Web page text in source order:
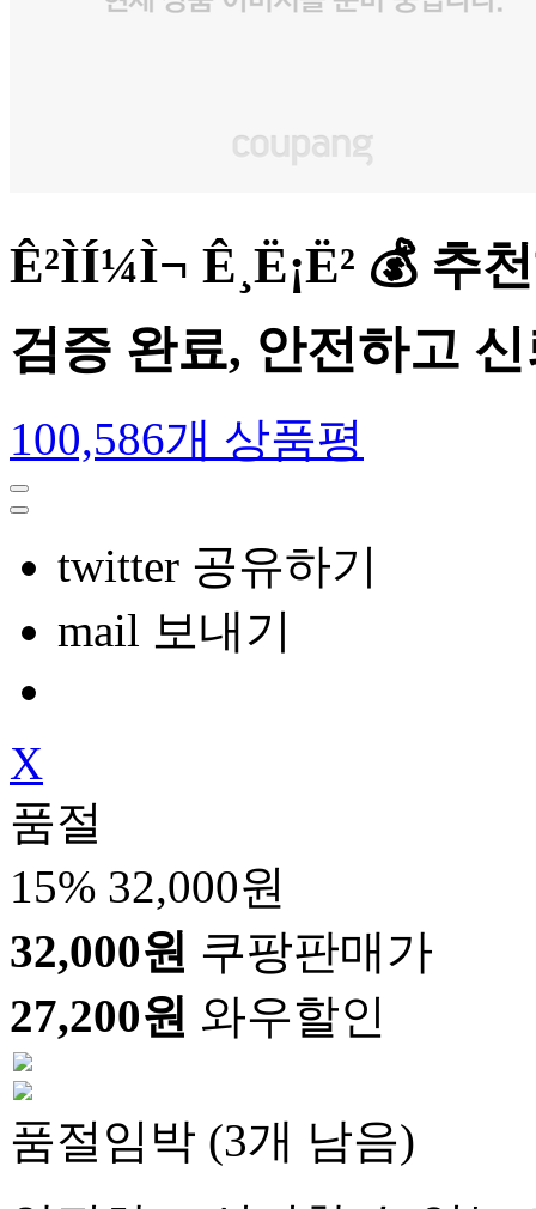
Ê²ÌÍ¼Ì¬ Ê¸Ë¡Ë²
검증 완료, 안전하고
100,586개 상품평
twitter 공유하기
mail 보내기
X
품절
15% 32,000원
32,000원 쿠팡판매가
27,200원 와우할인
품절임박 (3개 남음)